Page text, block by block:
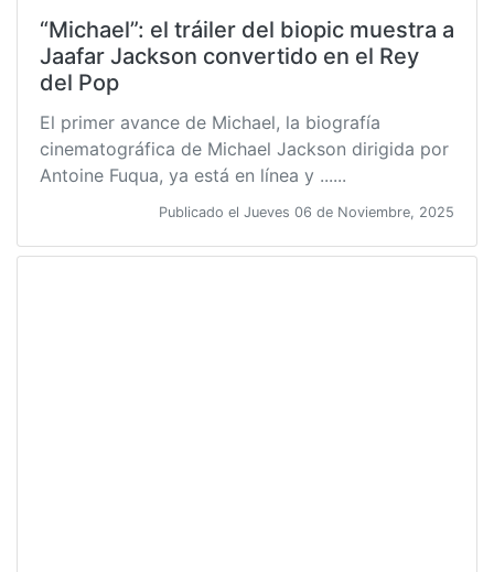
“Michael”: el tráiler del biopic muestra a
Jaafar Jackson convertido en el Rey
del Pop
El primer avance de Michael, la biografía
cinematográfica de Michael Jackson dirigida por
Antoine Fuqua, ya está en línea y ......
Publicado el Jueves 06 de Noviembre, 2025